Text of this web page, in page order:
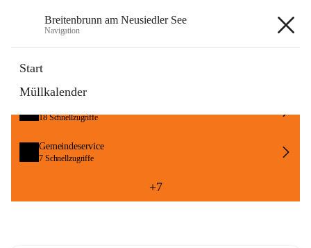
Breitenbrunn am Neusiedler See
Navigation
Start
Müllkalender
18 Schnellzugriffe
Gemeindeservice
7 Schnellzugriffe
+7